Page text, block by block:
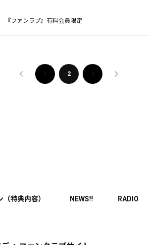
『ファンラプ』有料会員限定
2
特典内容） NEWS!! RADIO